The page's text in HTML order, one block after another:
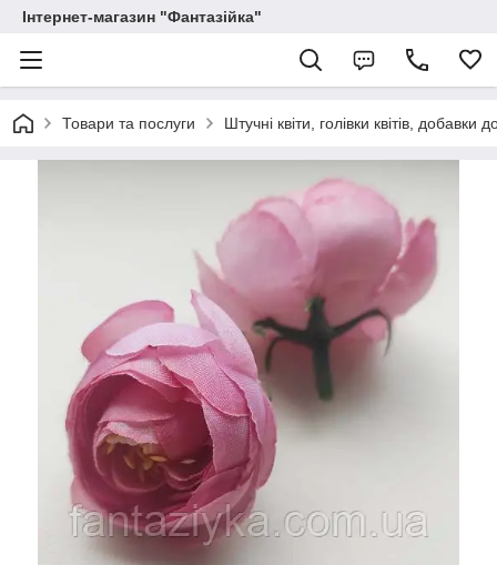
Інтернет-магазин "Фантазійка"
Товари та послуги Штучні квіти, голівки квітів, добавки